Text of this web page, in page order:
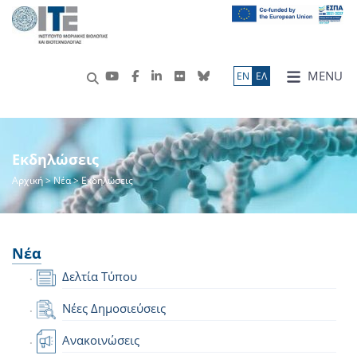
MENU
ΕN ΕΛ
Εκδηλώσεις
Αρχική>Νέα> Εκδηλώσεις
Νέα
Δελτία Τύπου
Νέες Δημοσιεύσεις
Ανακοινώσεις